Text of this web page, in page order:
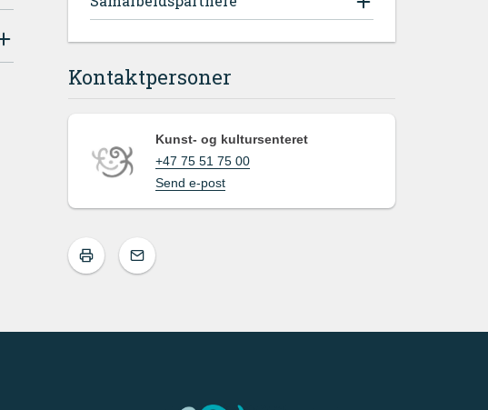
Kontaktpersoner
Kunst- og kultursenteret
+47 75 51 75 00
Send e-post